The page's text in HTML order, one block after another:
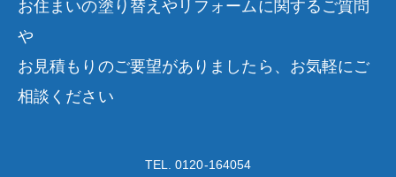
お住まいの塗り替えやリフォームに関するご質問
や
お見積もりのご要望がありましたら、お気軽にご
相談ください
TEL. 0120-164054